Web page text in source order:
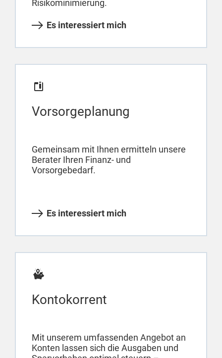
Risikominimierung.
Es interessiert mich
Vorsorgeplanung
Gemeinsam mit Ihnen ermitteln unsere
Berater Ihren Finanz- und
Vorsorgebedarf.
Es interessiert mich
Kontokorrent
Mit unserem umfassenden Angebot an
Konten lassen sich die Ausgaben und